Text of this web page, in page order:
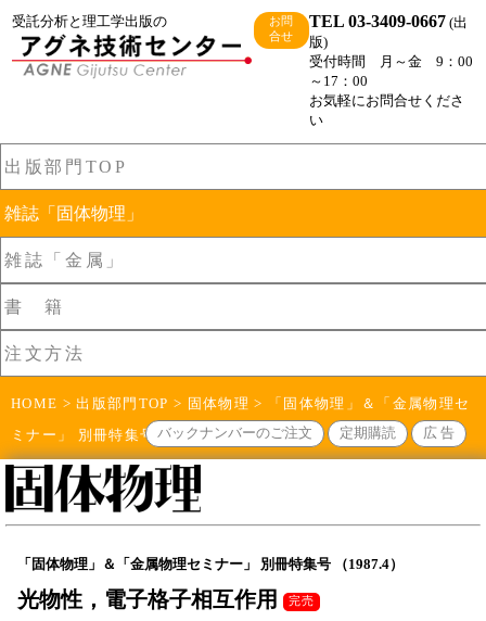
受託分析と理工学出版の
お問
合せ
TEL 03-3409-0667(出
版)
受付時間 月～金 9：00
～17：00
お気軽にお問合せくださ
い
出版部門TOP
雑誌「固体物理」
雑誌「金属」
書 籍
注文方法
HOME >出版部門TOP > 固体物理 > 「固体物理」＆「金属物理セ
ミナー」 別冊特集号 （1987.4）
バックナンバーのご注文 定期購読 広 告
「固体物理」＆「金属物理セミナー」 別冊特集号 （1987.4）
光物性，電子格子相互作用 完売